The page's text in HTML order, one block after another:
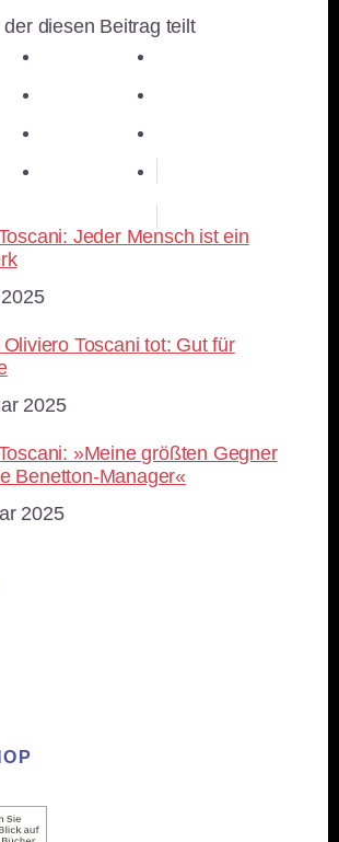
diesen Beitrag teilt
Jeder Mensch ist ein
Toscani tot: Gut für
2025
»Meine größten Gegner
Benetton-Manager«
2025